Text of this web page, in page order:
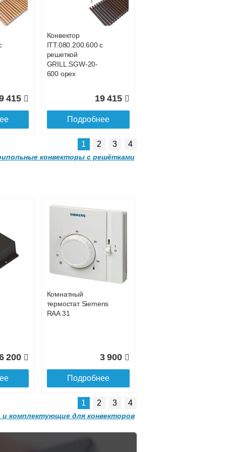
052
GRILL.SGWL-16-
32 963
Подробнее
681
с решеткой
GRILL.SGWL-16-
42 755
Подробнее
415
Конвектор
ITT.080.200.600 с
решеткой
GRILL.SGW-20-
600 орех
19 415
Подробнее
501
Конвектор
ITT.080.200.1200 с
решеткой
GRILL.SGW-20-
1200 орех
Конвектор
1 2 3 4
конвекторы с решётками
200
Комнатный
термостат Siemens
RAA 31
3 900
Подробнее
1 2 3 4
комплектующие для конвекторов